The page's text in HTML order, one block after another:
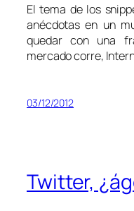
El tema de los
anécdotas en un
quedar con una
mercado corre,
03/12/2012
Twitter,